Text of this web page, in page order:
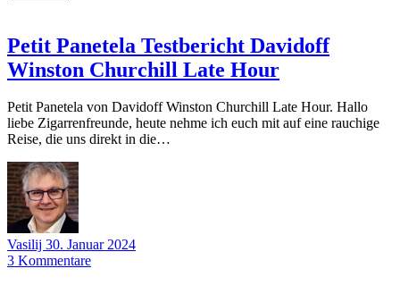
Petit Panetela Testbericht Davidoff
Winston Churchill Late Hour
Petit Panetela von Davidoff Winston Churchill Late Hour. Hallo
liebe Zigarrenfreunde, heute nehme ich euch mit auf eine rauchige
Reise, die uns direkt in die…
Vasilij 30. Januar 2024
3 Kommentare